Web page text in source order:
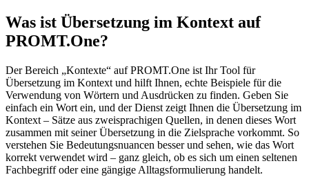
Was ist Übersetzung im Kontext auf
PROMT.One?
Der Bereich „Kontexte“ auf PROMT.One ist Ihr Tool für
Übersetzung im Kontext und hilft Ihnen, echte Beispiele für die
Verwendung von Wörtern und Ausdrücken zu finden. Geben Sie
einfach ein Wort ein, und der Dienst zeigt Ihnen die Übersetzung im
Kontext – Sätze aus zweisprachigen Quellen, in denen dieses Wort
zusammen mit seiner Übersetzung in die Zielsprache vorkommt. So
verstehen Sie Bedeutungsnuancen besser und sehen, wie das Wort
korrekt verwendet wird – ganz gleich, ob es sich um einen seltenen
Fachbegriff oder eine gängige Alltagsformulierung handelt.